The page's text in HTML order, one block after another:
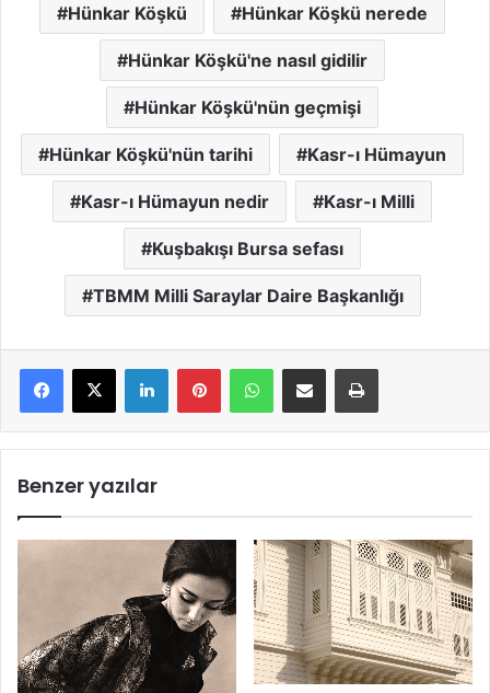
Hünkar Köşkü Hünkar Köşkü nerede
Hünkar Köşkü'ne nasıl gidilir
Hünkar Köşkü'nün geçmişi
Hünkar Köşkü'nün tarihi Kasr-ı Hümayun
Kasr-ı Hümayun nedir Kasr-ı Milli
Kuşbakışı Bursa sefası
TBMM Milli Saraylar Daire Başkanlığı
Benzer yazılar